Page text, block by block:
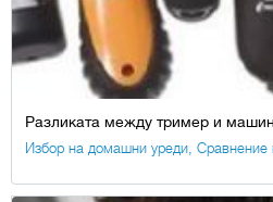
Разликата между тример и
Избор на домашни уреди, Сравнение